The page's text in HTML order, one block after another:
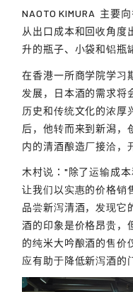
NAOTO KIMURA 主要
从出口成本和回收角度
升的瓶子、小袋和铝瓶
在香港一所商学院学习
发展，日本酒的需求将
历史和传统文化的浓厚
后，他转而来到新潟，
内的清酒酿造厂接洽，
木村说："除了运输成
让我们以实惠的价格销
品尝新泻清酒，发现它
酒的印象是价格昂贵，
的纯米大吟酿酒的售价
应有助于降低新泻酒的